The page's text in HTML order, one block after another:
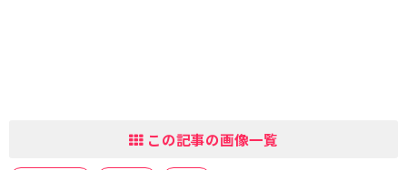
この記事の画像一覧